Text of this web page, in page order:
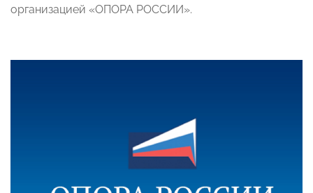
организацией «ОПОРА РОССИИ».